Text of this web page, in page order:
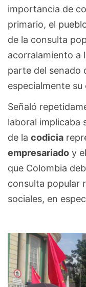
importancia de
primario, el
de la consulta
acorralamiento a
parte del senado
especialmente
Señaló
laboral implicaba
de la codicia
empresariado y
que Colombia
consulta popular
sociales, en